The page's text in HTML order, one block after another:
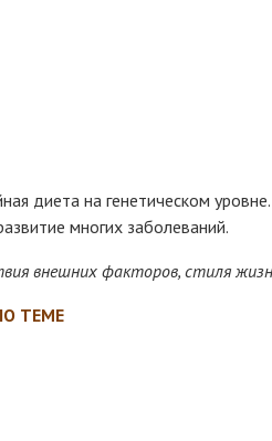
диета на генетическом
многих заболеваний.
внешних факторов, стиля
ТЕМЕ